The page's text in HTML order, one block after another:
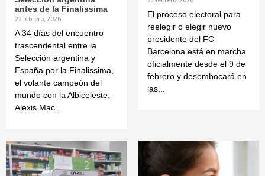
antes de la Finalissima
22 febrero, 2026
A 34 días del encuentro
trascendental entre la
Selección argentina y
España por la Finalissima,
el volante campeón del
mundo con la Albiceleste,
Alexis Mac...
El proceso electoral para
reelegir o elegir nuevo
presidente del FC
Barcelona está en marcha
oficialmente desde el 9 de
febrero y desembocará en
las...